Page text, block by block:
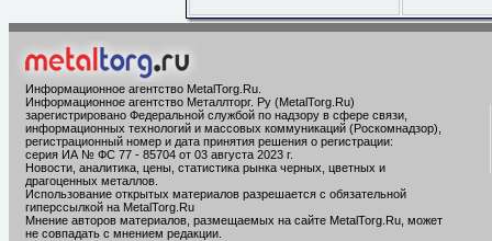
Информационное агентство MetalTorg.Ru
Информационное агентство Металлторг. Ру (MetalTorg.Ru)
зарегистрировано Федеральной службой по надзору в сфере связи,
информационных технологий и массовых коммуникаций (Роскомнадзор),
регистрационный номер и дата принятия решения о регистрации:
серия ИА № ФС 77 - 85704 от 03 августа 2023 г.
Новости, аналитика, цены, статистика рынка черных, цветных и
драгоценных металлов.
Использование открытых материалов разрешается с обязательной
гиперссылкой на MetalTorg.Ru
Мнение авторов материалов, размещаемых на сайте MetalTorg.Ru, может
не совпадать с мнением редакции.